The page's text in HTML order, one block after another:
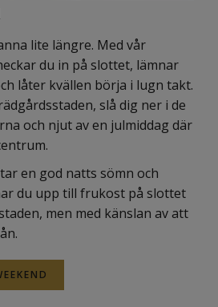
lite längre. Med vår
du in på slottet, lämnar
låter kvällen börja i lugn takt.
slå dig ner i de
och njut av en julmiddag där
en god natts sömn och
du upp till frukost på slottet
men med känslan av att